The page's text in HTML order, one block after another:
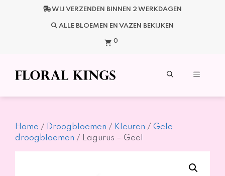
WIJ VERZENDEN BINNEN 2 WERKDAGEN
ALLE BLOEMEN EN VAZEN BEKIJKEN
0
Menu
Home / Droogbloemen / Kleuren / Gele
droogbloemen / Lagurus – Geel